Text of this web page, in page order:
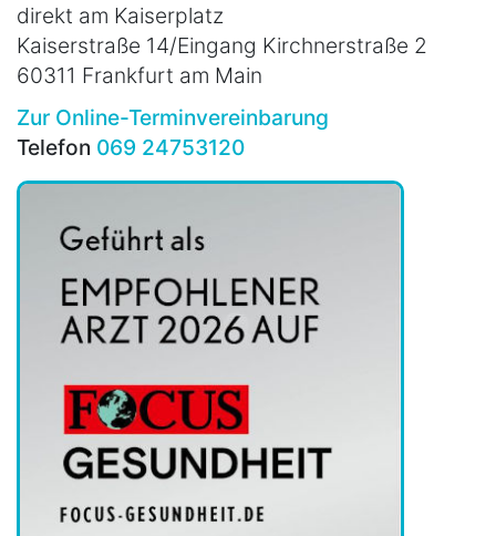
direkt am Kaiserplatz
Kaiserstraße 14/Eingang Kirchnerstraße 2
60311 Frankfurt am Main
Zur Online-Terminvereinbarung
Telefon 069 24753120